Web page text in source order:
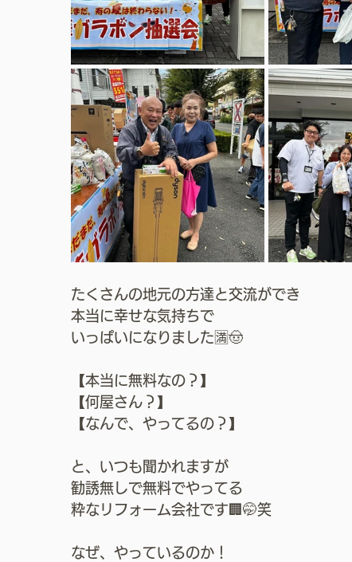
たくさんの地元の方達と交流ができ
本当に幸せな気持ちで
いっぱいになりました🈵🤠
【本当に無料なの？】
【何屋さん？】
【なんで、やってるの？】
と、いつも聞かれますが
勧誘無しで無料でやってる
粋なリフォーム会社です🏢🤭笑
なぜ、やっているのか！